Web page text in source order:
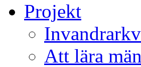
Projekt
Att lära